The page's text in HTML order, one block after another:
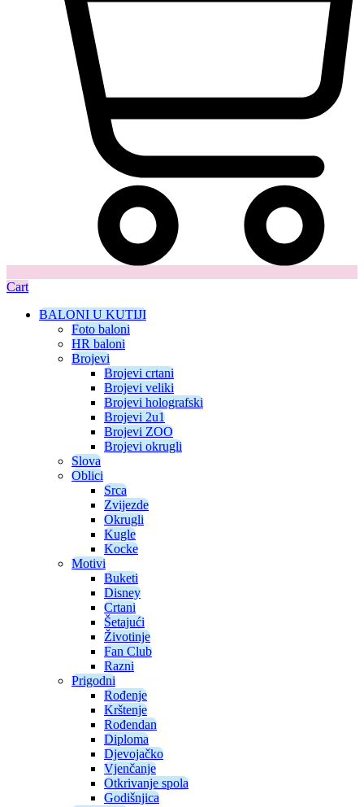
Cart
BALONI U KUTIJI
Foto baloni
HR baloni
Brojevi
Brojevi crtani
Brojevi veliki
Brojevi holografski
Brojevi 2u1
Brojevi ZOO
Brojevi okrugli
Slova
Oblici
Srca
Zvijezde
Okrugli
Kugle
Kocke
Motivi
Buketi
Disney
Crtani
Šetajući
Životinje
Fan Club
Razni
Prigodni
Rođenje
Krštenje
Rođendan
Diploma
Djevojačko
Vjenčanje
Otkrivanje spola
Godišnjica